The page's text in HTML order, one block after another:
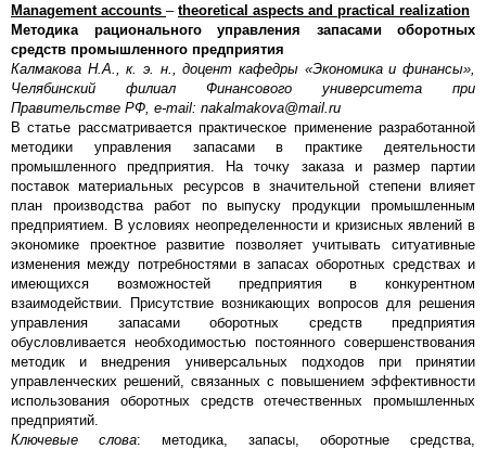
Management accounts – theoretical aspects and practical realization
Методика рационального управления запасами оборотных
средств промышленного предприятия
Калмакова Н.А., к. э. н., доцент кафедры «Экономика и финансы»,
Челябинский филиал Финансового университета при
Правительстве РФ, e-mail: nakalmakova@mail ru
В статье рассматривается практическое применение разработанной
методики управления запасами в практике деятельности
промышленного предприятия. На точку заказа и размер партии
поставок материальных ресурсов в значительной степени влияет
план производства работ по выпуску продукции промышленным
предприятием. В условиях неопределенности и кризисных явлений в
экономике проектное развитие позволяет учитывать ситуативные
изменения между потребностями в запасах оборотных средствах и
имеющихся возможностей предприятия в конкурентном
взаимодействии. Присутствие возникающих вопросов для решения
управления запасами оборотных средств предприятия
обусловливается необходимостью постоянного совершенствования
методик и внедрения универсальных подходов при принятии
управленческих решений, связанных с повышением эффективности
использования оборотных средств отечественных промышленных
предприятий.
Ключевые слова: методика, запасы, оборотные средства,